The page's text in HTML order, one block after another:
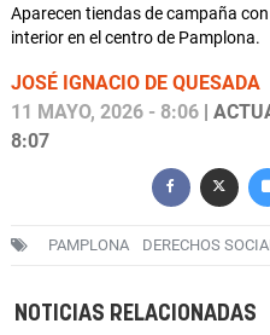
Aparecen tiendas de campaña
interior en el centro de Pamplona.
JOSÉ IGNACIO DE QUESADA
11 MAYO, 2026 - 8:06 |
8:07
PAMPLONA DERECHOS
NOTICIAS RELACIONADAS